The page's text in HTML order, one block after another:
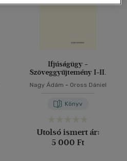
Ifjúságügy -
Szöveggyűjtemény I-II.
Nagy Ádám - Oross Dániel
Könyv
Utolsó ismert ár:
5 000 Ft